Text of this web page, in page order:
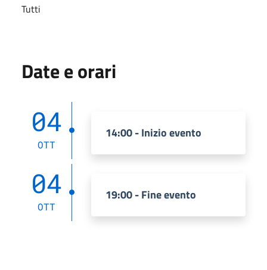
Tutti
Date e orari
04
OTT
14:00 - Inizio evento
04
OTT
19:00 - Fine evento